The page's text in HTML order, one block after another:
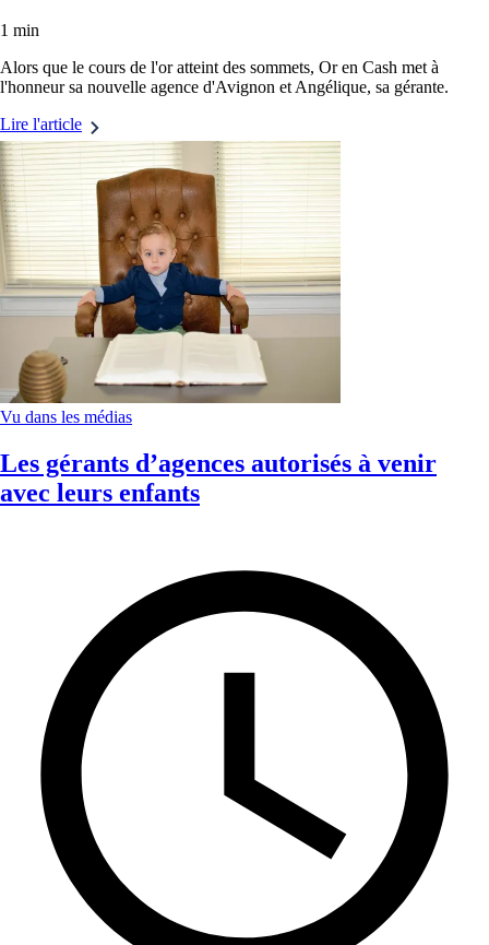
1 min
Alors que le cours de l'or atteint des sommets, Or en Cash met à
l'honneur sa nouvelle agence d'Avignon et Angélique, sa gérante.
Lire l'article
Vu dans les médias
Les gérants d’agences autorisés à venir
avec leurs enfants